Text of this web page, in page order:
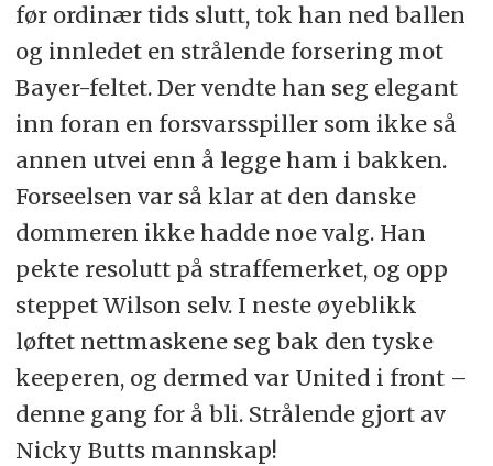
før ordinær tids slutt, tok han ned ballen
og innledet en strålende forsering mot
Bayer-feltet. Der vendte han seg elegant
inn foran en forsvarsspiller som ikke så
annen utvei enn å legge ham i bakken.
Forseelsen var så klar at den danske
dommeren ikke hadde noe valg. Han
pekte resolutt på straffemerket, og opp
steppet Wilson selv. I neste øyeblikk
løftet nettmaskene seg bak den tyske
keeperen, og dermed var United i front –
denne gang for å bli. Strålende gjort av
Nicky Butts mannskap!